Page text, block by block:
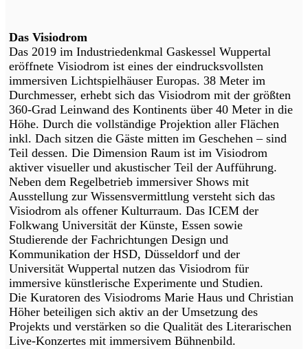
Das Visiodrom
Das 2019 im Industriedenkmal Gaskessel Wuppertal
eröffnete Visiodrom ist eines der eindrucksvollsten
immersiven Lichtspielhäuser Europas. 38 Meter im
Durchmesser, erhebt sich das Visiodrom mit der größten
360-Grad Leinwand des Kontinents über 40 Meter in die
Höhe. Durch die vollständige Projektion aller Flächen
inkl. Dach sitzen die Gäste mitten im Geschehen – sind
Teil dessen. Die Dimension Raum ist im Visiodrom
aktiver visueller und akustischer Teil der Aufführung.
Neben dem Regelbetrieb immersiver Shows mit
Ausstellung zur Wissensvermittlung versteht sich das
Visiodrom als offener Kulturraum. Das ICEM der
Folkwang Universität der Künste, Essen sowie
Studierende der Fachrichtungen Design und
Kommunikation der HSD, Düsseldorf und der
Universität Wuppertal nutzen das Visiodrom für
immersive künstlerische Experimente und Studien.
Die Kuratoren des Visiodroms Marie Haus und Christian
Höher beteiligen sich aktiv an der Umsetzung des
Projekts und verstärken so die Qualität des Literarischen
Live-Konzertes mit immersivem Bühnenbild.